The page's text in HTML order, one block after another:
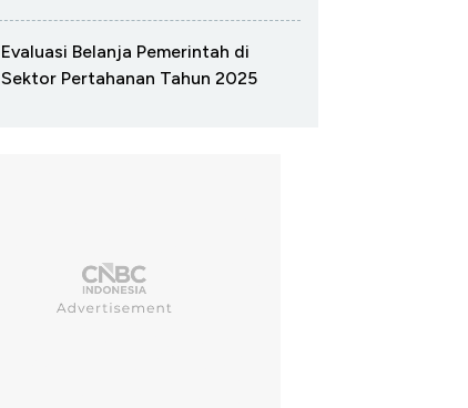
Evaluasi Belanja Pemerintah di
Sektor Pertahanan Tahun 2025